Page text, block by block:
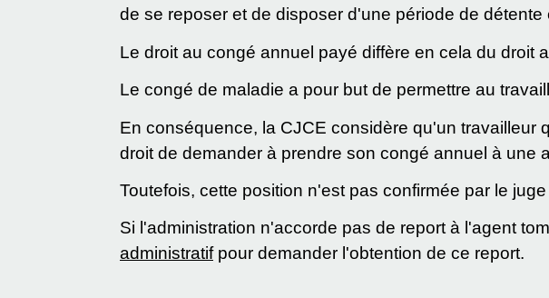
de se reposer et de disposer d'une période de détente
Le droit au congé annuel payé diffère en cela du droit
Le congé de maladie a pour but de permettre au
En conséquence, la CJCE considère qu'un
droit de demander à prendre son congé annuel à
Toutefois, cette position n'est pas confirmée par le
Si l'administration n'accorde pas de report à l'agent
administratifpour demander l'obtention de ce report.